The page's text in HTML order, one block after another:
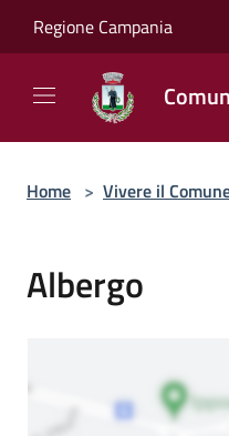
Regione Campania
Home > Vivere il
Albergo